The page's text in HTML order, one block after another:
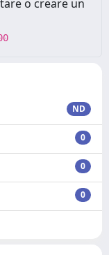
o creare un
ND
0
0
0